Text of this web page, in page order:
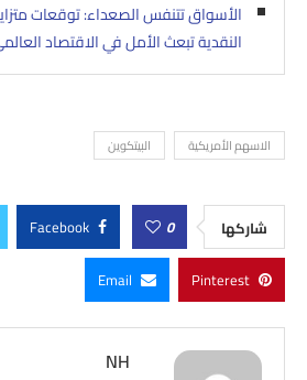
الأسواق تتنفس الصعداء: توقعات
النقدية تبعث الأمل في الاقتصاد
الاسهم الأمريكية البيتكوين
شاركها 0
Facebook
Pinterest
Email
NH